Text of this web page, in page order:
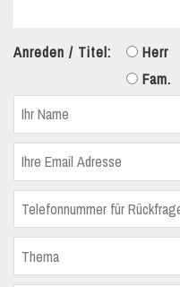
Anreden / Titel: Herr
Fam.